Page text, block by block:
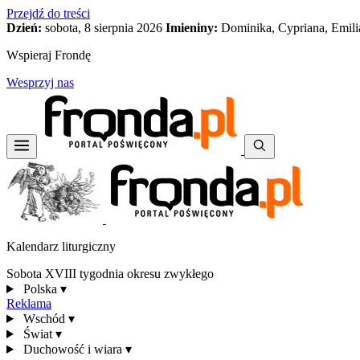
Przejdź do treści
Dzień: sobota, 8 sierpnia 2026 Imieniny: Dominika, Cypriana,
Wspieraj Frondę
Wesprzyj nas
Kalendarz liturgiczny
Sobota XVIII tygodnia okresu zwykłego
Polska ▾
Reklama
Wschód ▾
Świat ▾
Duchowość i wiara ▾